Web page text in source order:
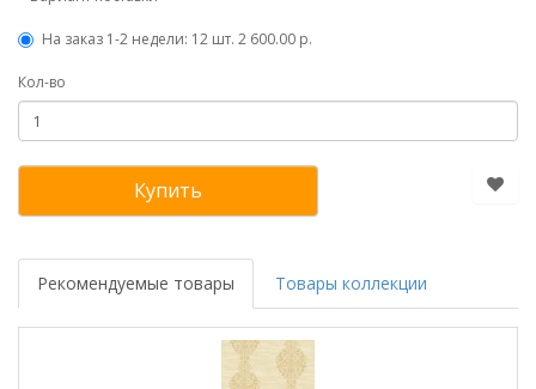
На заказ 1-2 недели: 12 шт. 2 600.00 р.
Кол-во
Купить
Рекомендуемые товары Товары коллекции